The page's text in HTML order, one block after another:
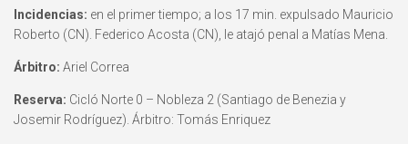
Incidencias: en el primer tiempo; a los 17 min. expulsado Mauricio
Roberto (CN). Federico Acosta (CN), le atajó penal a Matías Mena.
Árbitro: Ariel Correa
Reserva: Cicló Norte 0 – Nobleza 2 (Santiago de Benezia y
Josemir Rodríguez). Árbitro: Tomás Enriquez